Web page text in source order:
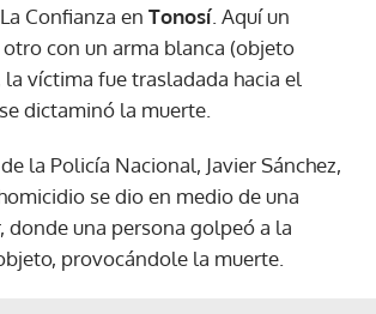
Confianza en Tonosí . Aquí un
con un arma blanca (objeto
víctima fue trasladada hacia el
dictaminó la muerte.
la Policía Nacional, Javier Sánchez,
se dio en medio de una
donde una persona golpeó a la
provocándole la muerte.